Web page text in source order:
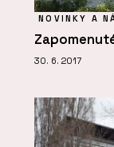
NOVINKY A
30. 6. 2017